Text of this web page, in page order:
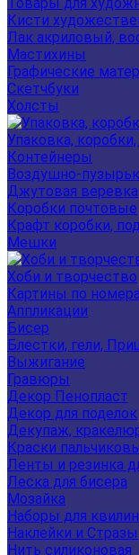
Кисти
Лак акриловый,
Мастихины
Графические
Скетчбуки
Холсты
Упаковка,
Контейнеры
Воздушно-
Джутовая веревка
Коробки почтовые
Крафт коробки,
Мешки
Хоби и творчество
Картины по
Аппликации
Бисер
Блестки, гели,
Выжигание
Гравюры
Декор Пенопласт
Декор для поделок
Декупаж,
Краски
Ленты и резинка
Леска для бисера
Мозайка
Наборы для
Наклейки и Стразы
Нить силиконовая